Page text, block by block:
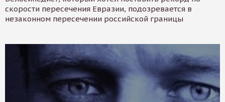
скорости пересечения Евразии, подозревается в
незаконном пересечении российской границы